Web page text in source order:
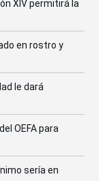
XIV permitirá la
en rostro y
le dará
OEFA para
sería en